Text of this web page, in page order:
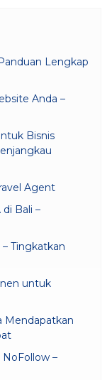
Lengkap
Anda –
Bisnis
Agent
Bali –
– Tingkatkan
untuk
Mendapatkan
–